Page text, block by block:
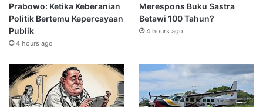
Prabowo: Ketika Keberanian
Politik Bertemu Kepercayaan
Publik
4 hours ago
Merespons Buku Sastra
Betawi 100 Tahun?
4 hours ago